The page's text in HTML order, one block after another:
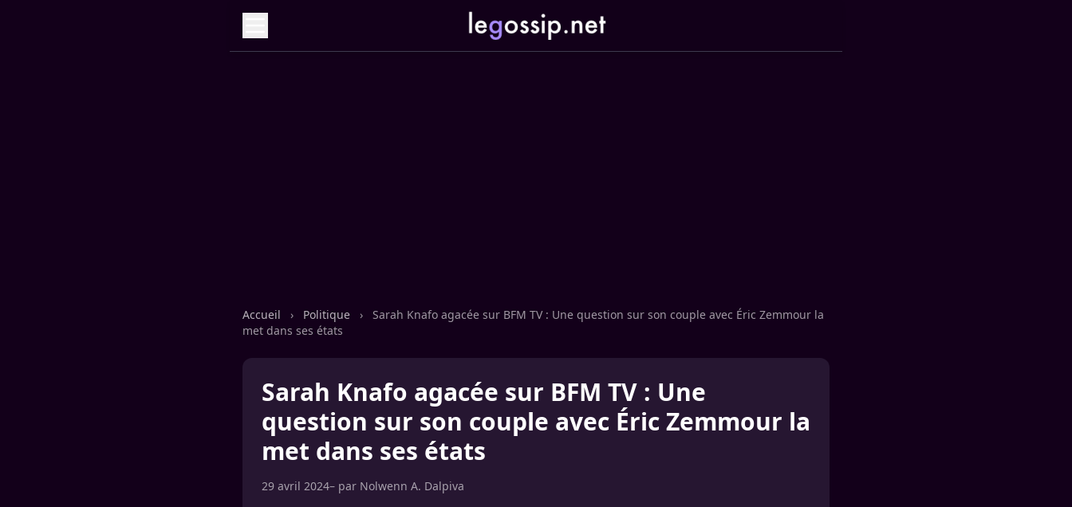
Accueil › Politique ›
Sarah Knafo agacée sur BFM TV : Une question sur son couple avec Éric Zemmour la
met dans ses états
Sarah Knafo agacée sur BFM TV : Une
question sur son couple avec Éric Zemmour la
met dans ses états
29 avril 2024– par Nolwenn A. Dalpiva